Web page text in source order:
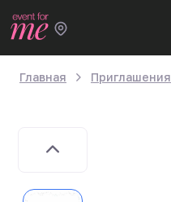
Главная Приглашения